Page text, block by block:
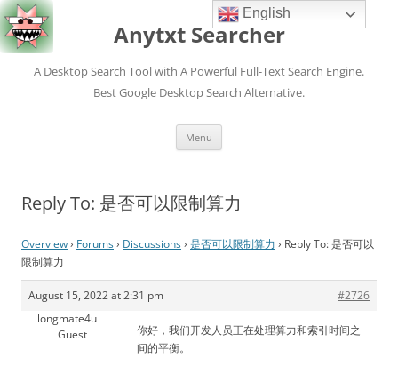
Anytxt Searcher
A Desktop Search Tool with A Powerful Full-Text Search Engine.
Best Google Desktop Search Alternative.
Menu
Reply To: 是否可以限制算力
Overview› Forums› Discussions› 是否可以限制算力 › Reply To: 是否可以
限制算力
August 15, 2022 at 2:31 pm
#2726
longmate4u
Guest
你好，我们开发人员正在处理算力和索引时间之
间的平衡。
English